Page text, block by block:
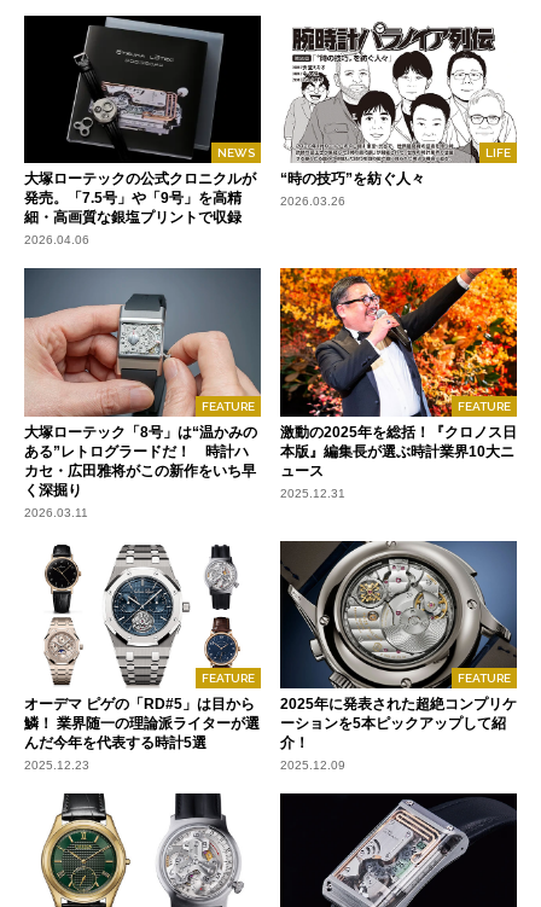
NEWS
大塚ローテックの公式クロニクルが
発売。「7.5号」や「9号」を高精
細・高画質な銀塩プリントで収録
2026.04.06
LIFE
“時の技巧”を紡ぐ人々
2026.03.26
FEATURE
大塚ローテック「8号」は“温かみの
ある”レトログラードだ！ 時計ハ
カセ・広田雅将がこの新作をいち早
く深掘り
2026.03.11
FEATURE
激動の2025年を総括！『クロノス日
本版』編集長が選ぶ時計業界10大ニ
ュース
2025.12.31
FEATURE
オーデマ ピゲの「RD#5」は目から
鱗！ 業界随一の理論派ライターが選
んだ今年を代表する時計5選
2025.12.23
FEATURE
2025年に発表された超絶コンプリケ
ーションを5本ピックアップして紹
介！
2025.12.09